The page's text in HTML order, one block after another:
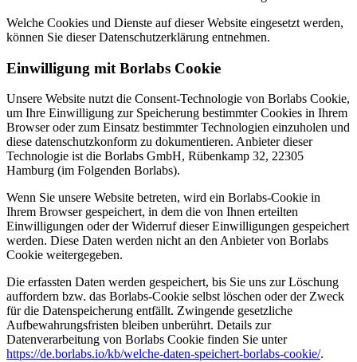
Welche Cookies und Dienste auf dieser Website eingesetzt werden,
können Sie dieser Datenschutzerklärung entnehmen.
Einwilligung mit Borlabs Cookie
Unsere Website nutzt die Consent-Technologie von Borlabs Cookie,
um Ihre Einwilligung zur Speicherung bestimmter Cookies in Ihrem
Browser oder zum Einsatz bestimmter Technologien einzuholen und
diese datenschutzkonform zu dokumentieren. Anbieter dieser
Technologie ist die Borlabs GmbH, Rübenkamp 32, 22305
Hamburg (im Folgenden Borlabs).
Wenn Sie unsere Website betreten, wird ein Borlabs-Cookie in
Ihrem Browser gespeichert, in dem die von Ihnen erteilten
Einwilligungen oder der Widerruf dieser Einwilligungen gespeichert
werden. Diese Daten werden nicht an den Anbieter von Borlabs
Cookie weitergegeben.
Die erfassten Daten werden gespeichert, bis Sie uns zur Löschung
auffordern bzw. das Borlabs-Cookie selbst löschen oder der Zweck
für die Datenspeicherung entfällt. Zwingende gesetzliche
Aufbewahrungsfristen bleiben unberührt. Details zur
Datenverarbeitung von Borlabs Cookie finden Sie unter
https://de.borlabs.io/kb/welche-daten-speichert-borlabs-cookie/.